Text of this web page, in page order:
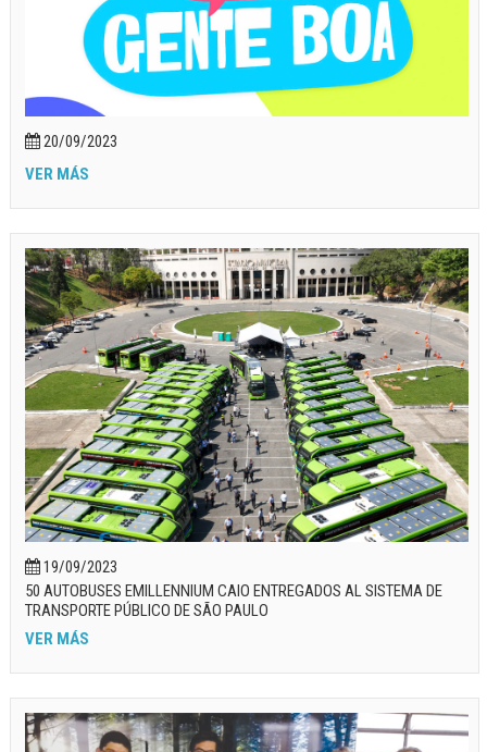
20/09/2023
VER MÁS
19/09/2023
50 AUTOBUSES EMILLENNIUM CAIO ENTREGADOS AL SISTEMA DE
TRANSPORTE PÚBLICO DE SÃO PAULO
VER MÁS